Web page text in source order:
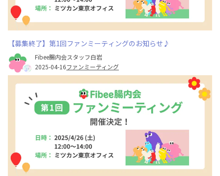
【募集終了】第1回ファンミーティングのお知らせ♪
Fibee腸内会スタッフ白岩
2025-04-16ファンミーティング